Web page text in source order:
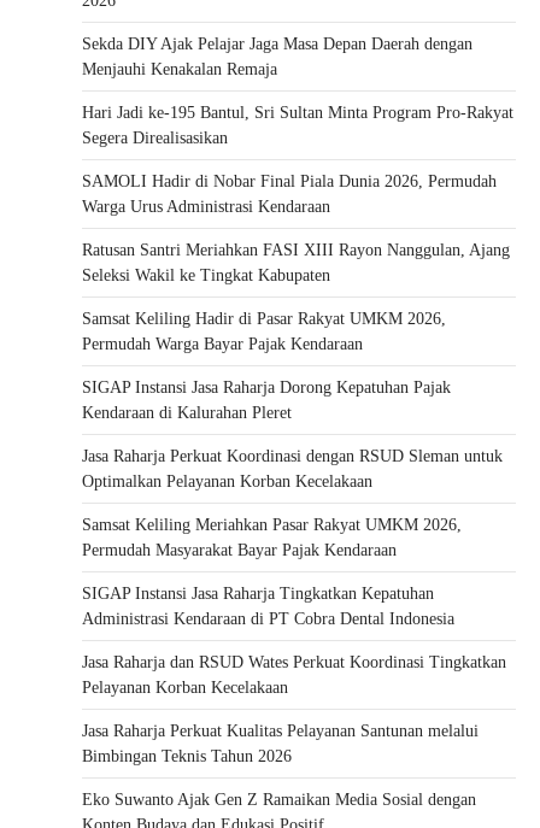
Sekda DIY Ajak Pelajar Jaga Masa Depan Daerah dengan
Menjauhi Kenakalan Remaja
Hari Jadi ke-195 Bantul, Sri Sultan Minta Program Pro-Rakyat
Segera Direalisasikan
SAMOLI Hadir di Nobar Final Piala Dunia 2026, Permudah
Warga Urus Administrasi Kendaraan
Ratusan Santri Meriahkan FASI XIII Rayon Nanggulan, Ajang
Seleksi Wakil ke Tingkat Kabupaten
Samsat Keliling Hadir di Pasar Rakyat UMKM 2026,
Permudah Warga Bayar Pajak Kendaraan
SIGAP Instansi Jasa Raharja Dorong Kepatuhan Pajak
Kendaraan di Kalurahan Pleret
Jasa Raharja Perkuat Koordinasi dengan RSUD Sleman untuk
Optimalkan Pelayanan Korban Kecelakaan
Samsat Keliling Meriahkan Pasar Rakyat UMKM 2026,
Permudah Masyarakat Bayar Pajak Kendaraan
SIGAP Instansi Jasa Raharja Tingkatkan Kepatuhan
Administrasi Kendaraan di PT Cobra Dental Indonesia
Jasa Raharja dan RSUD Wates Perkuat Koordinasi Tingkatkan
Pelayanan Korban Kecelakaan
Jasa Raharja Perkuat Kualitas Pelayanan Santunan melalui
Bimbingan Teknis Tahun 2026
Eko Suwanto Ajak Gen Z Ramaikan Media Sosial dengan